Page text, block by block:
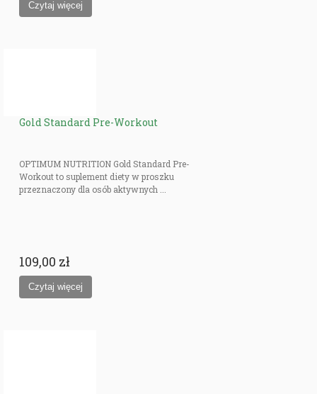
Gold Standard Pre-Workout
OPTIMUM NUTRITION Gold Standard Pre-
Workout to suplement diety w proszku
przeznaczony dla osób aktywnych ...
109,00 zł